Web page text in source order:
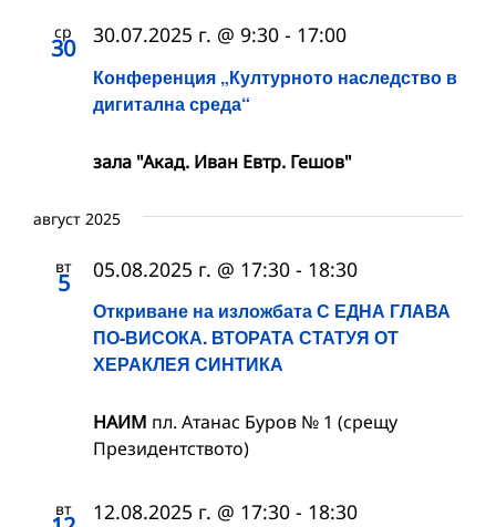
ср
30
Конференция „Културното наследство в
дигитална среда“
30.07.2025 г. @ 9:30 - 17:00
зала "Акад. Иван Евтр. Гешов"
август 2025
вт
5
Откриване на изложбата С ЕДНА ГЛАВА
ПО-ВИСОКА. ВТОРАТА СТАТУЯ ОТ
ХЕРАКЛЕЯ СИНТИКА
05.08.2025 г. @ 17:30 - 18:30
НАИМ пл. Атанас Буров № 1 (срещу
Президентството)
вт 12.08.2025 г. @ 17:30 - 18:30